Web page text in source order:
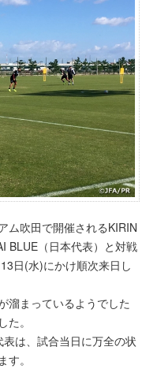
ム吹田で開催されるKIRIN
BLUE（日本代表）と対戦
日(水)にかけ順次来日し
溜まっているようでした
。
は、試合当日に万全の状
。